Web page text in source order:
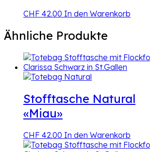
CHF 42.00 In den Warenkorb
Ähnliche Produkte
Stofftasche Natural
«Miau»
CHF 42.00 In den Warenkorb